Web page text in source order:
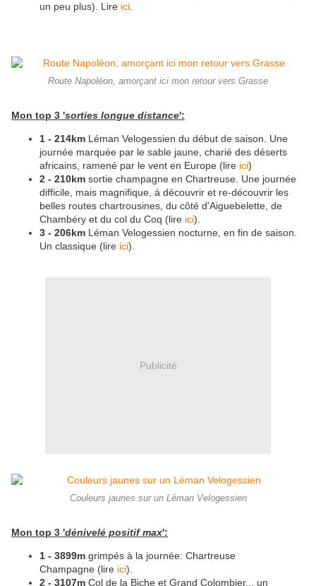
un peu plus). Lire ici
Route Napoléon, amorçant ici mon retour vers Grasse
Mon top 3 'sorties longue distance':
1 - 214km Léman Velogessien du début de saison. Une
journée marquée par le sable jaune, charié des déserts
africains, ramené par le vent en Europe (lire ici)
2 - 210km sortie champagne en Chartreuse. Une journée
difficile, mais magnifique, à découvrir et re-découvrir les
belles routes chartrousines, du côté d'Aiguebelette, de
Chambéry et du col du Coq (lire ici).
3 - 206km Léman Velogessien nocturne, en fin de saison.
Un classique (lire ici).
Publicité
Couleurs jaunes sur un Léman Velogessien
Mon top 3 'dénivelé positif max':
1 - 3899m grimpés à la journée: Chartreuse
Champagne (lire ici).
2 - 3107m Col de la Biche et Grand Colombier... un